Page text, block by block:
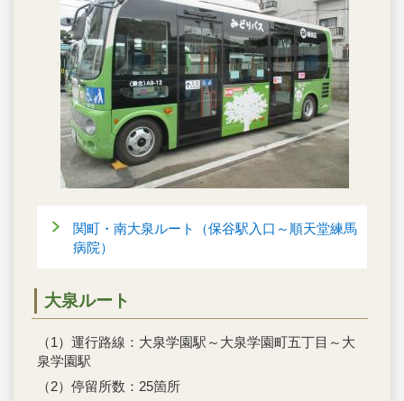
関町・南大泉ルート（保谷駅入口～順天堂練馬
病院）
大泉ルート
（1）運行路線：大泉学園駅～大泉学園町五丁目～大
泉学園駅
（2）停留所数：25箇所